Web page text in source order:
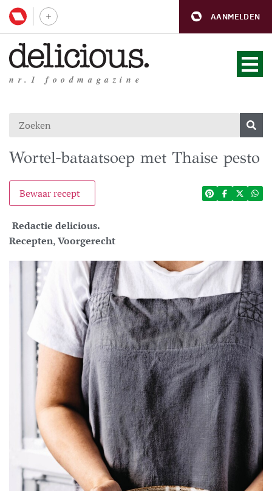
AANMELDEN
nr.1 foodmagazine
Wortel-bataatsoep met Thaise pesto
Bewaar recept
Redactie delicious.
Recepten,Voorgerecht